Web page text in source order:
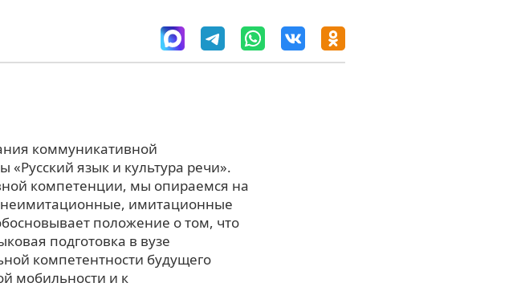
коммуникативной
язык и культура речи».
компетенции, мы опираемся на
неимитационные, имитационные
положение о том, что
подготовка в вузе
компетентности будущего
мобильности и к